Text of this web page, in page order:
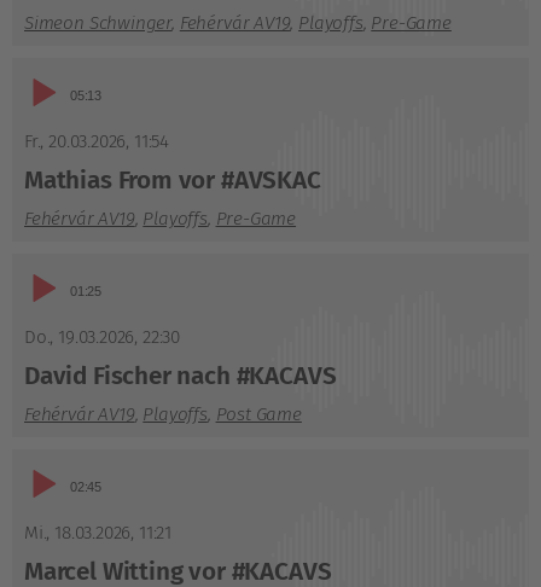
Simeon Schwinger, Fehérvár AV19, Playoffs, Pre-Game
Audio-05:13
Fr., 20.03.2026, 11:54
Mathias From vor #AVSKAC
Fehérvár AV19, Playoffs, Pre-Game
Audio-01:25
Do., 19.03.2026, 22:30
David Fischer nach #KACAVS
Fehérvár AV19, Playoffs, Post Game
Audio-02:45
Mi., 18.03.2026, 11:21
Marcel Witting vor #KACAVS